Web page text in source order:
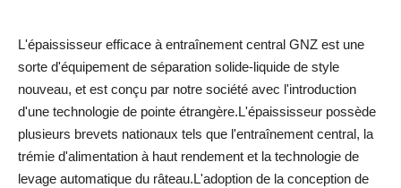
L'épaississeur efficace à entraînement central GNZ est une
sorte d'équipement de séparation solide-liquide de style
nouveau, et est conçu par notre société avec l'introduction
d'une technologie de pointe étrangère.L'épaississeur possède
plusieurs brevets nationaux tels que l'entraînement central, la
trémie d'alimentation à haut rendement et la technologie de
levage automatique du râteau.L'adoption de la conception de